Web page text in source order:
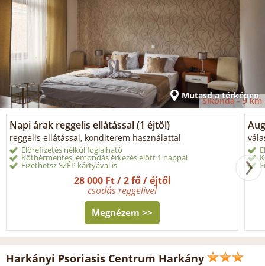
Mutasd a térképen
Sikonda -9 km
Napi árak reggelis ellátással (1 éjtől)
reggelis ellátással, konditerem használattal
Előrefizetés nélkül foglalható
Kötbérmentes lemondás érkezés előtt 1 nappal
Fizethetsz SZÉP kártyával is
28 000 Ft / 2 fő / éjtől
csodás reggelivel
Megnézem >>
Harkányi Psoriasis Centrum Harkány